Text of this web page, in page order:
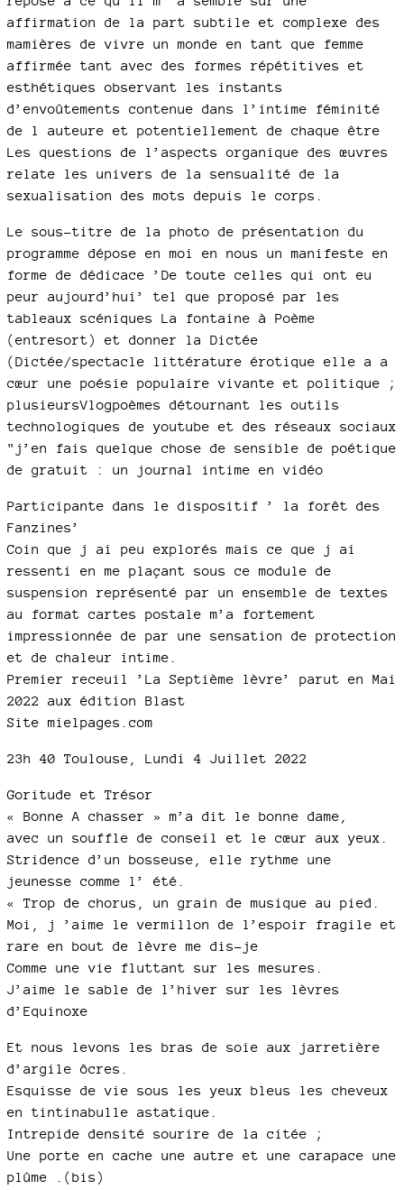
affirmation de la part subtile et complexe des
mamières de vivre un monde en tant que femme
affirmée tant avec des formes répétitives et
esthétiques observant les instants
d’envoûtements contenue dans l’intime féminité
de l auteure et potentiellement de chaque être
Les questions de l’aspects organique des œuvres
relate les univers de la sensualité de la
sexualisation des mots depuis le corps.
Le sous-titre de la photo de présentation du
programme dépose en moi en nous un manifeste en
forme de dédicace ’De toute celles qui ont eu
peur aujourd’hui’ tel que proposé par les
tableaux scéniques La fontaine à Poème
(entresort) et donner la Dictée
(Dictée/spectacle littérature érotique elle a a
cœur une poésie populaire vivante et politique ;
plusieursVlogpoèmes détournant les outils
technologiques de youtube et des réseaux sociaux
"j’en fais quelque chose de sensible de poétique
de gratuit : un journal intime en vidéo
Participante dans le dispositif ’ la forêt des
Fanzines’
Coin que j ai peu explorés mais ce que j ai
ressenti en me plaçant sous ce module de
suspension représenté par un ensemble de textes
au format cartes postale m’a fortement
impressionnée de par une sensation de protection
et de chaleur intime.
Premier receuil ’La Septième lèvre’ parut en Mai
2022 aux édition Blast
Site mielpages.com
23h 40 Toulouse, Lundi 4 Juillet 2022
Goritude et Trésor
« Bonne A chasser » m’a dit le bonne dame,
avec un souffle de conseil et le cœur aux yeux.
Stridence d’un bosseuse, elle rythme une
jeunesse comme l’ été.
« Trop de chorus, un grain de musique au pied.
Moi, j ’aime le vermillon de l’espoir fragile et
rare en bout de lèvre me dis-je
Comme une vie fluttant sur les mesures.
J’aime le sable de l’hiver sur les lèvres
d’Equinoxe
Et nous levons les bras de soie aux jarretière
d’argile ôcres.
Esquisse de vie sous les yeux bleus les cheveux
en tintinabulle astatique.
Intrepide densité sourire de la citée ;
Une porte en cache une autre et une carapace une
plûme .(bis)